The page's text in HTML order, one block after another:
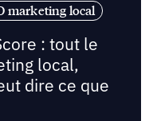
marketing local
: tout le
local,
dire ce que